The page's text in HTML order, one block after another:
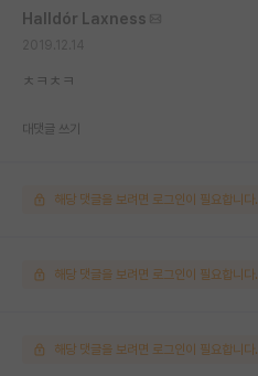
Halldór Laxness
ㅊㅋㅊㅋ
대댓글 쓰기
해당 댓글을 보려면 로그인이 필요합니다.
해당 댓글을 보려면 로그인이 필요합니다.
해당 댓글을 보려면 로그인이 필요합니다.